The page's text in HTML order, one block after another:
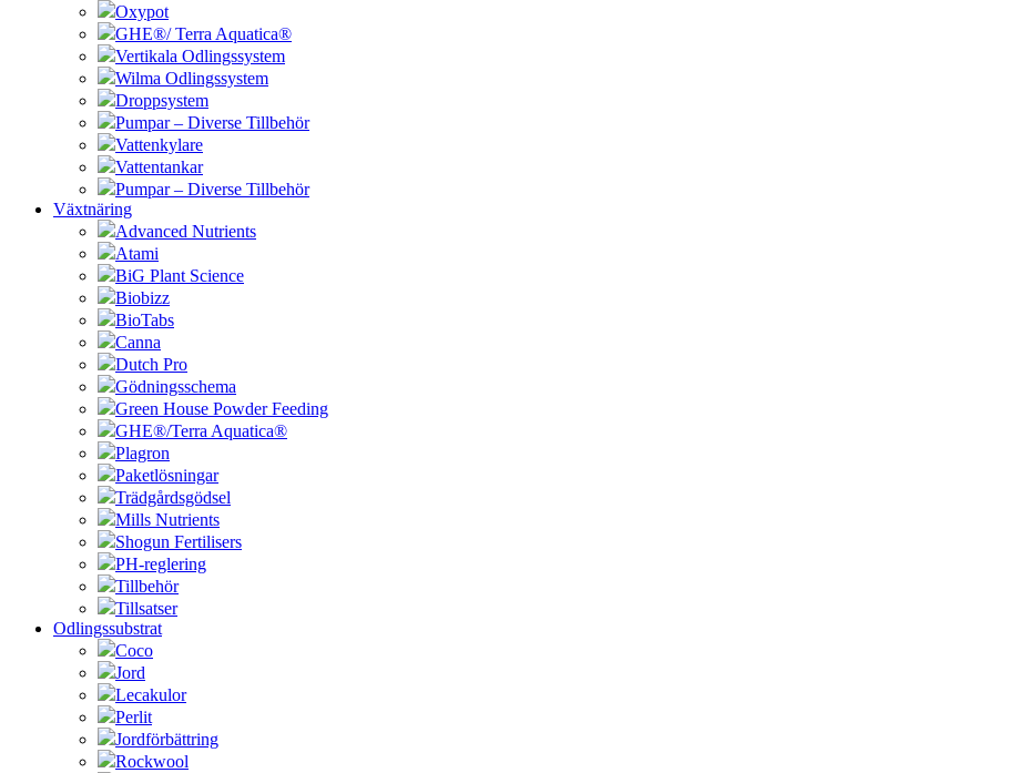
Oxypot
GHE®/ Terra Aquatica®
Vertikala Odlingssystem
Wilma Odlingssystem
Droppsystem
Pumpar – Diverse Tillbehör
Vattenkylare
Vattentankar
Pumpar – Diverse Tillbehör
Växtnäring
Advanced Nutrients
Atami
BiG Plant Science
Biobizz
BioTabs
Canna
Dutch Pro
Gödningsschema
Green House Powder Feeding
GHE®/Terra Aquatica®
Plagron
Paketlösningar
Trädgårdsgödsel
Mills Nutrients
Shogun Fertilisers
PH-reglering
Tillbehör
Tillsatser
Odlingssubstrat
Coco
Jord
Lecakulor
Perlit
Jordförbättring
Rockwool